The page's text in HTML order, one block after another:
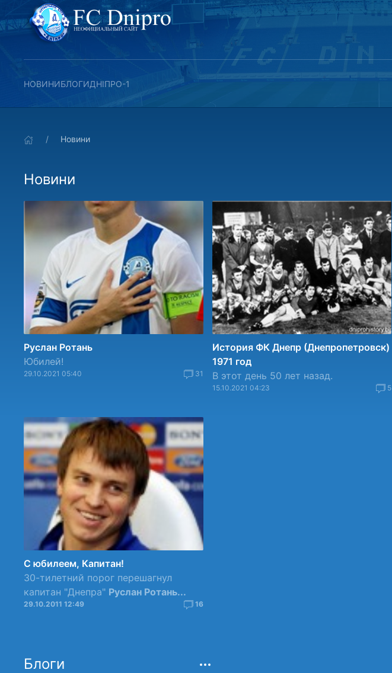
НОВИНИБЛОГИДНІПРО-1
Новини
Новини
Руслан Ротань
Юбилей!
29.10.2021 05:40 31
История ФК Днепр (Днепропетровск)
1971 год
В этот день 50 лет назад.
15.10.2021 04:23 5
С юбилеем, Капитан!
30-тилетний порог перешагнул
капитан "Днепра" Руслан Ротань...
29.10.2011 12:49 16
Блоги